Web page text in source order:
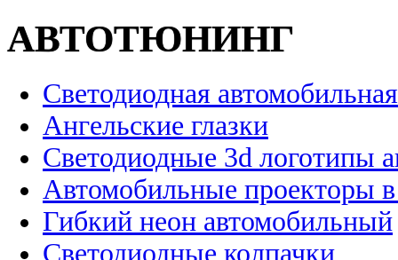
АВТОТЮНИНГ
Светодиодная
Ангельские глазки
Светодиодные 3d логотипы
Автомобильные проекторы
Гибкий неон автомобильный
Светодиодные колпачки